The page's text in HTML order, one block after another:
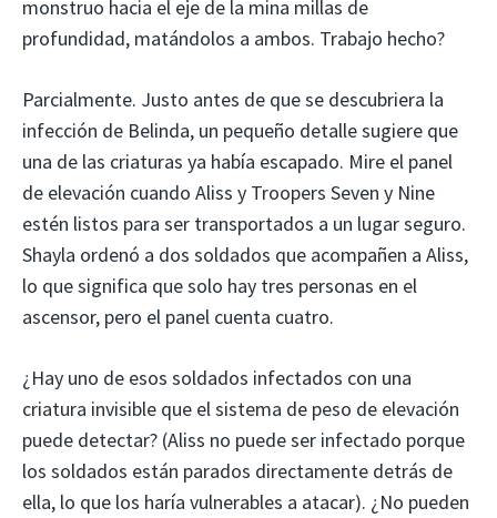
monstruo hacia el eje de la mina millas de
profundidad, matándolos a ambos. Trabajo hecho?
Parcialmente. Justo antes de que se descubriera la
infección de Belinda, un pequeño detalle sugiere que
una de las criaturas ya había escapado. Mire el panel
de elevación cuando Aliss y Troopers Seven y Nine
estén listos para ser transportados a un lugar seguro.
Shayla ordenó a dos soldados que acompañen a Aliss,
lo que significa que solo hay tres personas en el
ascensor, pero el panel cuenta cuatro.
¿Hay uno de esos soldados infectados con una
criatura invisible que el sistema de peso de elevación
puede detectar? (Aliss no puede ser infectado porque
los soldados están parados directamente detrás de
ella, lo que los haría vulnerables a atacar). ¿No pueden